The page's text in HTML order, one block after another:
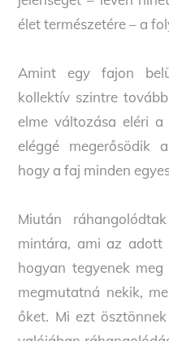
élet természetére – a
Amint egy fajon
kollektív szintre
elme változása eléri a
eléggé megerősödik
hogy a faj minden
Miután
mintára, ami az adott
hogyan tegyenek
megmutatná nekik,
őket. Mi ezt